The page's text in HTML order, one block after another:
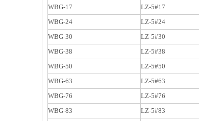
WBG-17 LZ-5#17
WBG-24
LZ-5#24
WBG-30
LZ-5#30
WBG-38
LZ-5#38
WBG-50
LZ-5#50
WBG-63
LZ-5#63
WBG-76
LZ-5#76
WBG-83
LZ-5#83